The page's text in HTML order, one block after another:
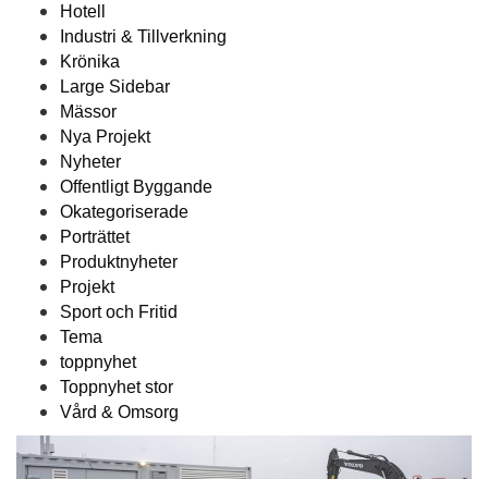
Hotell
Industri & Tillverkning
Krönika
Large Sidebar
Mässor
Nya Projekt
Nyheter
Offentligt Byggande
Okategoriserade
Porträttet
Produktnyheter
Projekt
Sport och Fritid
Tema
toppnyhet
Toppnyhet stor
Vård & Omsorg